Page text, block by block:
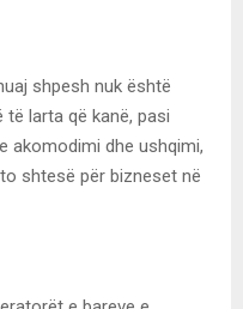
shpesh nuk është
larta që kanë, pasi
akomodimi dhe ushqimi,
shtesë për bizneset në